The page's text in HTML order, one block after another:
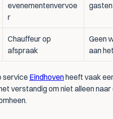
evenementenvervoe
r
Chauffeur op
afspraak
Geen
aan
service Eindhoven heeft vaak
verstandig om niet alleen